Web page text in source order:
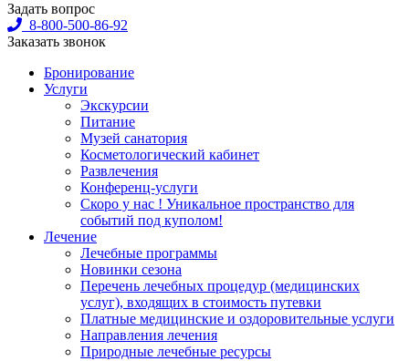
Задать вопрос
8-800-500-86-92
Заказать звонок
Бронирование
Услуги
Экскурсии
Питание
Музей санатория
Косметологический кабинет
Развлечения
Конференц-услуги
Скоро у нас ! Уникальное пространство для
событий под куполом!
Лечение
Лечебные программы
Новинки сезона
Перечень лечебных процедур (медицинских
услуг), входящих в стоимость путевки
Платные медицинские и оздоровительные услуги
Направления лечения
Природные лечебные ресурсы